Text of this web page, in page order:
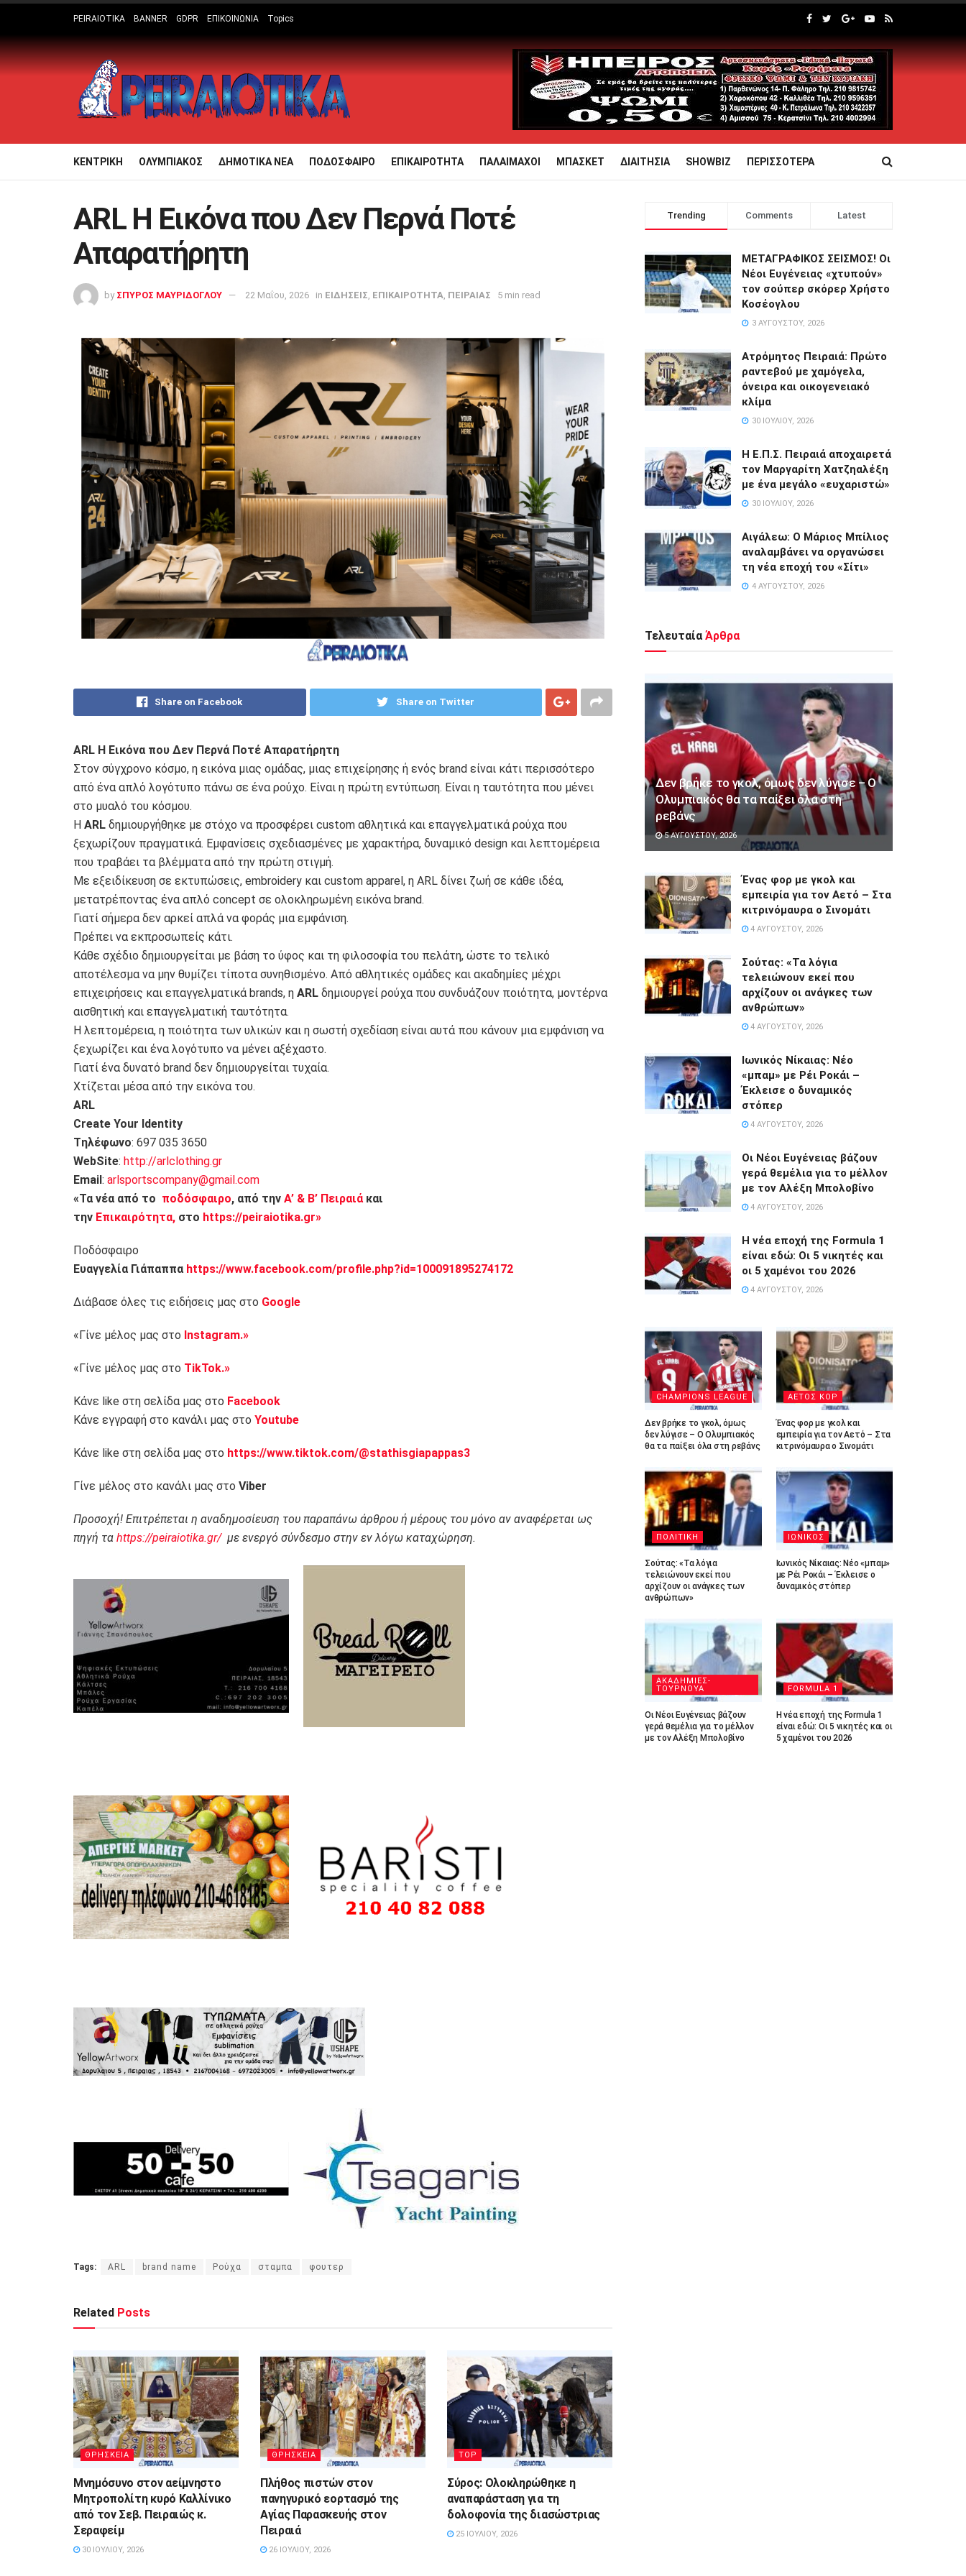
PEIRAIOTIKA BANNER GDPR ΕΠΙΚΟΙΝΩΝΙΑ Topics
ΚΕΝΤΡΙΚΗ ΟΛΥΜΠΙΑΚΟΣ ΔΗΜΟΤΙΚΑ ΝΕΑ ΠΟΔΟΣΦΑΙΡΟ ΕΠΙΚΑΙΡΟΤΗΤΑ ΠΑΛΑΙΜΑΧΟΙ ΜΠΑΣΚΕΤ ΔΙΑΙΤΗΣΙΑ SHOWBIZ ΠΕΡΙΣΣΟΤΕΡΑ
ARL Η Εικόνα που Δεν Περνά Ποτέ
Απαρατήρητη
by ΣΠΥΡΟΣ ΜΑΥΡΙΔΟΓΛΟΥ 22 Μαΐου, 2026 in ΕΙΔΗΣΕΙΣ ΕΠΙΚΑΙΡΟΤΗΤΑ ΠΕΙΡΑΙΑΣ 5 min read
Share on Facebook Share on Twitter
ARL Η Εικόνα που Δεν Περνά Ποτέ Απαρατήρητη
Στον σύγχρονο κόσμο, η εικόνα μιας ομάδας, μιας επιχείρησης ή ενός brand είναι κάτι περισσότερο
από ένα απλό λογότυπο πάνω σε ένα ρούχο. Είναι η πρώτη εντύπωση. Είναι η ταυτότητα που μένει
στο μυαλό του κόσμου.
Η ARL δημιουργήθηκε με στόχο να προσφέρει custom αθλητικά και επαγγελματικά ρούχα που
ξεχωρίζουν πραγματικά. Εμφανίσεις σχεδιασμένες με χαρακτήρα, δυναμικό design και λεπτομέρεια
που τραβάει τα βλέμματα από την πρώτη στιγμή.
Με εξειδίκευση σε εκτυπώσεις, embroidery και custom apparel, η ARL δίνει ζωή σε κάθε ιδέα,
μετατρέποντας ένα απλό concept σε ολοκληρωμένη εικόνα brand.
Γιατί σήμερα δεν αρκεί απλά να φοράς μια εμφάνιση.
Πρέπει να εκπροσωπείς κάτι.
Κάθε σχέδιο δημιουργείται με βάση το ύφος και τη φιλοσοφία του πελάτη, ώστε το τελικό
αποτέλεσμα να μην θυμίζει τίποτα συνηθισμένο. Από αθλητικές ομάδες και ακαδημίες μέχρι
επιχειρήσεις και επαγγελματικά brands, η ARL δημιουργεί ρούχα που συνδυάζουν ποιότητα, μοντέρνα
αισθητική και επαγγελματική ταυτότητα.
Η λεπτομέρεια, η ποιότητα των υλικών και η σωστή σχεδίαση είναι αυτά που κάνουν μια εμφάνιση να
ξεχωρίζει και ένα λογότυπο να μένει αξέχαστο.
Γιατί ένα δυνατό brand δεν δημιουργείται τυχαία.
Χτίζεται μέσα από την εικόνα του.
ARL
Create Your Identity
Tηλέφωνο: 697 035 3650
WebSite: http://arlclothing.gr
Email: arlsportscompany@gmail.com
«Τα νέα από το ποδόσφαιρο, από την Α’ & Β’ Πειραιά και
την Επικαιρότητα, στο https://peiraiotika.gr»
Ποδόσφαιρο
Ευαγγελία Γιάπαππα https://www.facebook.com/profile.php?id=100091895274172
Διάβασε όλες τις ειδήσεις μας στο Google
«Γίνε μέλος μας στο Instagram.»
«Γίνε μέλος μας στο TikTok.»
Κάνε like στη σελίδα μας στο Facebook
Κάνε εγγραφή στο κανάλι μας στο Youtube
Κάνε like στη σελίδα μας στο https://www.tiktok.com/@stathisgiapappas3
Γίνε μέλος στο κανάλι μας στο Viber
Προσοχή! Επιτρέπεται η αναδημοσίευση του παραπάνω άρθρου ή μέρους του μόνο αν αναφέρεται ως
πηγή τα https://peiraiotika.gr/με ενεργό σύνδεσμο στην εν λόγω καταχώρηση.
Tags: ARL brand name Ρούχα σταμπα φουτερ
Related Posts
ΘΡΗΣΚΕΙΑ
Μνημόσυνο στον αείμνηστο
Μητροπολίτη κυρό Καλλίνικο
από τον Σεβ. Πειραιώς κ.
Σεραφείμ
30 ΙΟΥΛΊΟΥ, 2026
ΘΡΗΣΚΕΙΑ
Πλήθος πιστών στον
πανηγυρικό εορτασμό της
Αγίας Παρασκευής στον
Πειραιά
26 ΙΟΥΛΊΟΥ, 2026
TOP
Σύρος: Ολοκληρώθηκε η
αναπαράσταση για τη
δολοφονία της διασώστριας
25 ΙΟΥΛΊΟΥ, 2026
Trending Comments Latest
ΜΕΤΑΓΡΑΦΙΚΟΣ ΣΕΙΣΜΟΣ! Οι
Νέοι Ευγένειας «χτυπούν»
τον σούπερ σκόρερ Χρήστο
Κοσέογλου
3 ΑΥΓΟΎΣΤΟΥ, 2026
Ατρόμητος Πειραιά: Πρώτο
ραντεβού με χαμόγελα,
όνειρα και οικογενειακό
κλίμα
30 ΙΟΥΛΊΟΥ, 2026
Η Ε.Π.Σ. Πειραιά αποχαιρετά
τον Μαργαρίτη Χατζηαλέξη
με ένα μεγάλο «ευχαριστώ»
30 ΙΟΥΛΊΟΥ, 2026
Αιγάλεω: Ο Μάριος Μπίλιος
αναλαμβάνει να οργανώσει
τη νέα εποχή του «Σίτι»
4 ΑΥΓΟΎΣΤΟΥ, 2026
Τελευταία Άρθρα
Δεν βρήκε το γκολ, όμως δεν λύγισε – Ο
Ολυμπιακός θα τα παίξει όλα στη
ρεβάνς
5 ΑΥΓΟΎΣΤΟΥ, 2026
Ένας φορ με γκολ και
εμπειρία για τον Αετό – Στα
κιτρινόμαυρα ο Σινομάτι
4 ΑΥΓΟΎΣΤΟΥ, 2026
Σούτας: «Τα λόγια
τελειώνουν εκεί που
αρχίζουν οι ανάγκες των
ανθρώπων»
4 ΑΥΓΟΎΣΤΟΥ, 2026
Ιωνικός Νίκαιας: Νέο
«μπαμ» με Ρέι Ροκάι –
Έκλεισε ο δυναμικός
στόπερ
4 ΑΥΓΟΎΣΤΟΥ, 2026
Οι Νέοι Ευγένειας βάζουν
γερά θεμέλια για το μέλλον
με τον Αλέξη Μπολοβίνο
4 ΑΥΓΟΎΣΤΟΥ, 2026
Η νέα εποχή της Formula 1
είναι εδώ: Οι 5 νικητές και
οι 5 χαμένοι του 2026
4 ΑΥΓΟΎΣΤΟΥ, 2026
CHAMPIONS LEAGUE
Δεν βρήκε το γκολ, όμως
δεν λύγισε – Ο Ολυμπιακός
θα τα παίξει όλα στη ρεβάνς
ΑΕΤΟΣ ΚΟΡ
Ένας φορ με γκολ και
εμπειρία για τον Αετό – Στα
κιτρινόμαυρα ο Σινομάτι
ΠΟΛΙΤΙΚΗ
Σούτας: «Τα λόγια
τελειώνουν εκεί που
αρχίζουν οι ανάγκες των
ανθρώπων»
ΙΩΝΙΚΟΣ
Ιωνικός Νίκαιας: Νέο «μπαμ»
με Ρέι Ροκάι – Έκλεισε ο
δυναμικός στόπερ
ΑΚΑΔΗΜΙΕΣ-
ΤΟΥΡΝΟΥΑ
Οι Νέοι Ευγένειας βάζουν
γερά θεμέλια για το μέλλον
με τον Αλέξη Μπολοβίνο
FORMULA 1
Η νέα εποχή της Formula 1
είναι εδώ: Οι 5 νικητές και οι
5 χαμένοι του 2026